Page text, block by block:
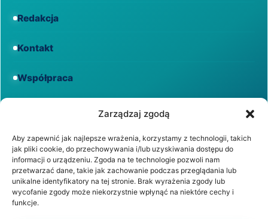
Zarządzaj zgodą
Aby zapewnić jak najlepsze wrażenia, korzystamy z technologii, takich
jak pliki cookie, do przechowywania i/lub uzyskiwania dostępu do
informacji o urządzeniu. Zgoda na te technologie pozwoli nam
przetwarzać dane, takie jak zachowanie podczas przeglądania lub
unikalne identyfikatory na tej stronie. Brak wyrażenia zgody lub
wycofanie zgody może niekorzystnie wpłynąć na niektóre cechy i
funkcje.
Redakcja
Kontakt
Współpraca
Regulamin
Polityka prywatności